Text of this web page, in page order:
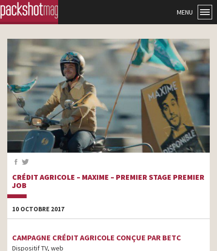
MENU
CRÉDIT AGRICOLE – MAXIME – PREMIER STAGE PREMIER
JOB
10 OCTOBRE 2017
CAMPAGNE CRÉDIT AGRICOLE CONÇUE PAR BETC
Dispositif TV, web